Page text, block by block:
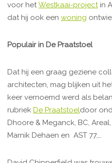
voor hetWestkaai-projectin
dat hij ook een woning
Populair in De Praatstoel
Dat hij een graag geziene
architecten, mag blijken uit
keer vernoemd werd als
rubriek De Praatstoeldoor
Dhoore & Meganck, BC,
Marnik Dehaen en AST 77,…